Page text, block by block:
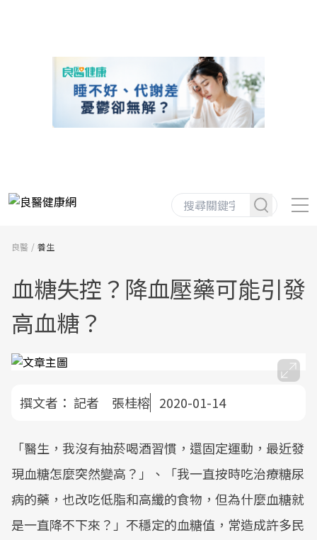
良醫 養生
血糖失控？降血壓藥可能引發
高血糖？
撰文者： 記者 張桂榕 2020-01-14
「醫生，我沒有抽菸喝酒習慣，還固定運動，最近發
現血糖怎麼突然變高？」、「我一直按時吃治療糖尿
病的藥，也改吃低脂和高纖的食物，但為什麼血糖就
是一直降不下來？」不穩定的血糖值，常造成許多民